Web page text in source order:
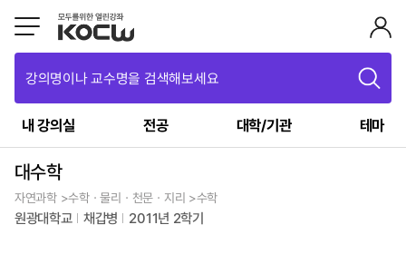
강의명이나 교수명을 검색해보세요
내 강의실 전공 대학/기관 테마
대수학
자연과학 >수학ㆍ물리ㆍ천문ㆍ지리 >수학
원광대학교 채갑병 2011년 2학기